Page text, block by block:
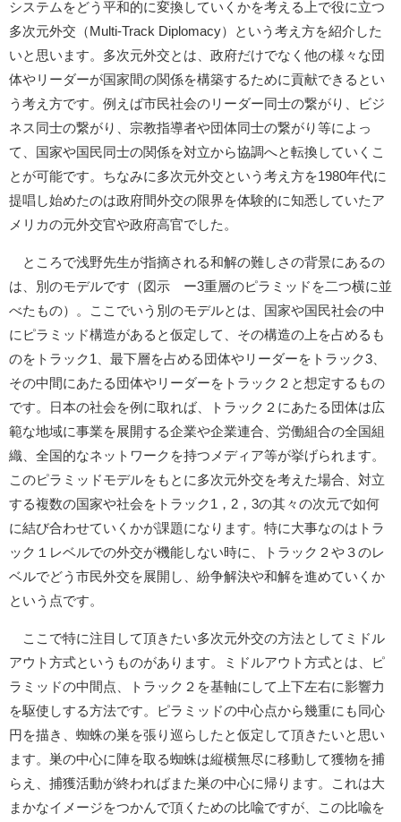
システムをどう平和的に変換していくかを考える上で役に立つ
多次元外交（Multi-Track Diplomacy）という考え方を紹介した
いと思います。多次元外交とは、政府だけでなく他の様々な団
体やリーダーが国家間の関係を構築するために貢献できるとい
う考え方です。例えば市民社会のリーダー同士の繋がり、ビジ
ネス同士の繋がり、宗教指導者や団体同士の繋がり等によっ
て、国家や国民同士の関係を対立から協調へと転換していくこ
とが可能です。ちなみに多次元外交という考え方を1980年代に
提唱し始めたのは政府間外交の限界を体験的に知悉していたア
メリカの元外交官や政府高官でした。
ところで浅野先生が指摘される和解の難しさの背景にあるの
は、別のモデルです（図示 ー3重層のピラミッドを二つ横に並
べたもの）。ここでいう別のモデルとは、国家や国民社会の中
にピラミッド構造があると仮定して、その構造の上を占めるも
のをトラック1、最下層を占める団体やリーダーをトラック3、
その中間にあたる団体やリーダーをトラック２と想定するもの
です。日本の社会を例に取れば、トラック２にあたる団体は広
範な地域に事業を展開する企業や企業連合、労働組合の全国組
織、全国的なネットワークを持つメディア等が挙げられます。
このピラミッドモデルをもとに多次元外交を考えた場合、対立
する複数の国家や社会をトラック1，2，3の其々の次元で如何
に結び合わせていくかが課題になります。特に大事なのはトラ
ック１レベルでの外交が機能しない時に、トラック２や３のレ
ベルでどう市民外交を展開し、紛争解決や和解を進めていくか
という点です。
ここで特に注目して頂きたい多次元外交の方法としてミドル
アウト方式というものがあります。ミドルアウト方式とは、ピ
ラミッドの中間点、トラック２を基軸にして上下左右に影響力
を駆使しする方法です。ピラミッドの中心点から幾重にも同心
円を描き、蜘蛛の巣を張り巡らしたと仮定して頂きたいと思い
ます。巣の中心に陣を取る蜘蛛は縦横無尽に移動して獲物を捕
らえ、捕獲活動が終わればまた巣の中心に帰ります。これは大
まかなイメージをつかんで頂くための比喩ですが、この比喩を